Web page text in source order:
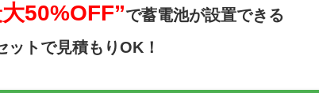
50%OFF”で蓄電池が設置できる
ットで見積もりOK！